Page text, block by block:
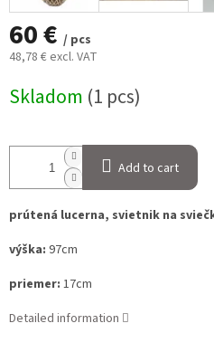
60 € / pcs
48,78 € excl. VAT
price:
Skladom (1 pcs)
Add to cart
prútená lucerna, svietnik na
výška: 97cm
priemer: 17cm
Detailed information